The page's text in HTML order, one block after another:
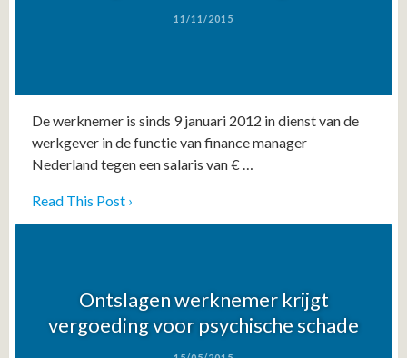
11/11/2015
De werknemer is sinds 9 januari 2012 in dienst van de
werkgever in de functie van finance manager
Nederland tegen een salaris van € …
Read This Post ›
Ontslagen werknemer krijgt
vergoeding voor psychische schade